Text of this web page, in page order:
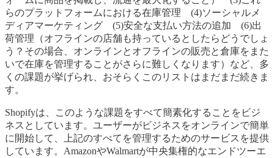
らのプラットフォームにおける在庫管理 (4)ソーシャルメ
ディアマーケティング (5)安全な支払い方法の追加 (6)出
荷管理（オフラインの店舗も持っているとしたらどうでしょ
う？その場合、オンラインとオフラインの販売と倉庫をまた
いで在庫を管理することがさらに難しくなります）など、多
くの課題が挙げられ、おそらくこのリストはまだまだ続きま
す。
Shopifyは、このような課題をすべて簡素化することをビジ
ネスとしています。ユーザーがビジネスをオンラインで簡単
に開始して、上記のすべてを管理するためのサービスを提供
しています。AmazonやWalmartが中央集権的なエンドツーエ